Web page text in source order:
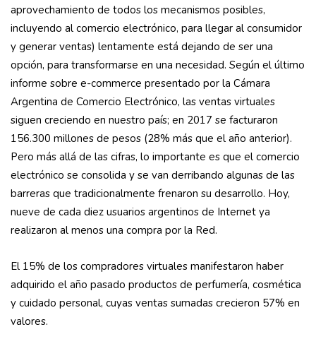
aprovechamiento de todos los mecanismos posibles,
incluyendo al comercio electrónico, para llegar al consumidor
y generar ventas) lentamente está dejando de ser una
opción, para transformarse en una necesidad. Según el último
informe sobre e-commerce presentado por la Cámara
Argentina de Comercio Electrónico, las ventas virtuales
siguen creciendo en nuestro país; en 2017 se facturaron
156.300 millones de pesos (28% más que el año anterior).
Pero más allá de las cifras, lo importante es que el comercio
electrónico se consolida y se van derribando algunas de las
barreras que tradicionalmente frenaron su desarrollo. Hoy,
nueve de cada diez usuarios argentinos de Internet ya
realizaron al menos una compra por la Red.
El 15% de los compradores virtuales manifestaron haber
adquirido el año pasado productos de perfumería, cosmética
y cuidado personal, cuyas ventas sumadas crecieron 57% en
valores.